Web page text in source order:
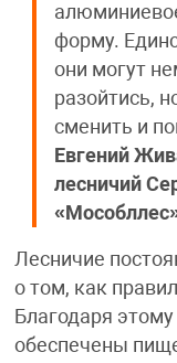
форму.
они могут
разойтись,
сменить и
Евгений
лесничий
Лесничие
о том, как
Благодаря
обеспечены